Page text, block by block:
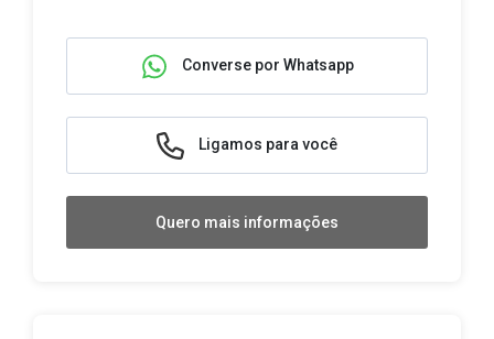
Converse por Whatsapp
Ligamos para você
Quero mais informações